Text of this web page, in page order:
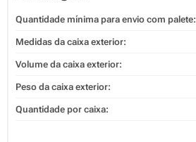
Quantidade mínima para envio com palete:
Medidas da caixa exterior:
Volume da caixa exterior:
Peso da caixa exterior:
Quantidade por caixa: